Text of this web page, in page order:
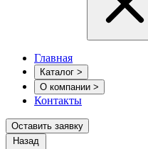
Главная
Каталог >
О компании >
Контакты
Оставить заявку
Назад